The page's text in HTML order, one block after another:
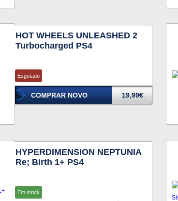
HOT WHEELS UNLEASHED 2
Turbocharged PS4
Esgotado
COMPRAR NOVO 19,99€
HYPERDIMENSION NEPTUNIA
Re; Birth 1+ PS4
Em stock